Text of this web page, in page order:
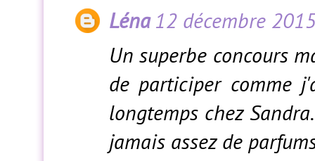
Léna 12 décembre
Un superbe concours
de participer comme
longtemps chez
jamais assez de